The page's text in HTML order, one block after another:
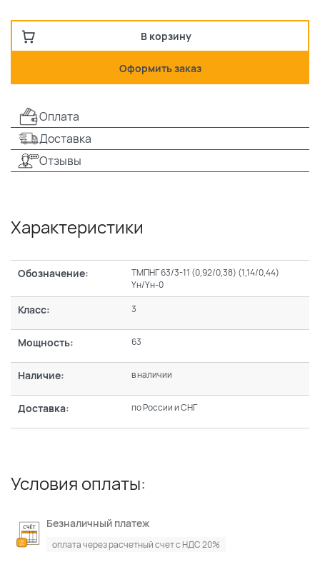
В корзину
Оформить заказ
Оплата
Доставка
Отзывы
Характеристики
Обозначение:
ТМПНГ 63/3-11 (0,92/0,38) (1,14/0,44)
Yн/Yн-0
Класс: 3
Мощность: 63
Наличие: в наличии
Доставка: по России и СНГ
Условия оплаты:
Безналичный платеж
оплата через расчетный счет с НДС 20%